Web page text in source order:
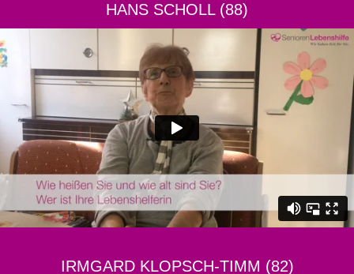
HANS SCHOLL (88)
IRMGARD KLOPSCH-TIMM (82)